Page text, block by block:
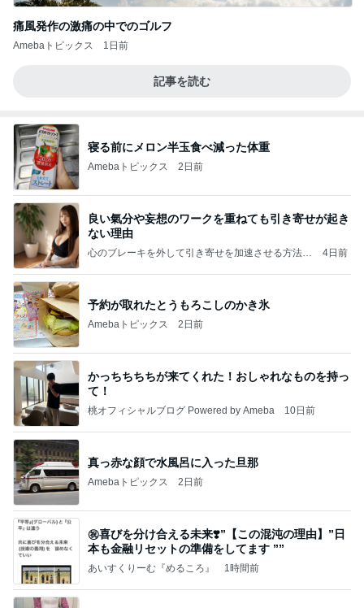
痛風発作の激痛の中でのゴルフ
Amebaトピックス 1日前
記事を読む
寝る前にメロン半玉食べ減った体重
Amebaトピックス 2日前
良い氣分や妄想のワークを重ねても引き寄せが起き
ない理由
心のブレーキを外して引き寄せを加速させる方法：
4日前
予約が取れたとうもろこしのかき氷
Amebaトピックス 2日前
かっちちちちが来てくれた！おしゃれなものを持っ
て！
桃オフィシャルブログ Powered by Ameba 10日前
真っ赤な顔で水風呂に入った旦那
Amebaトピックス 2日前
㊗️喜びを分け合える未来❣️”【この混沌の理由】”⽇
本も⾦融リセットの準備をしてます ””
あいすくりーむ『めるころ』 1時間前